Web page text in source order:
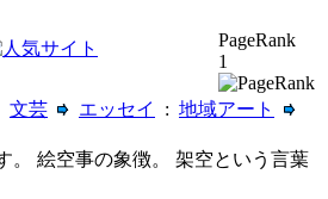
PageRank
1
文芸 エッセイ : 地域アート
。 絵空事の象徴。 架空という言葉